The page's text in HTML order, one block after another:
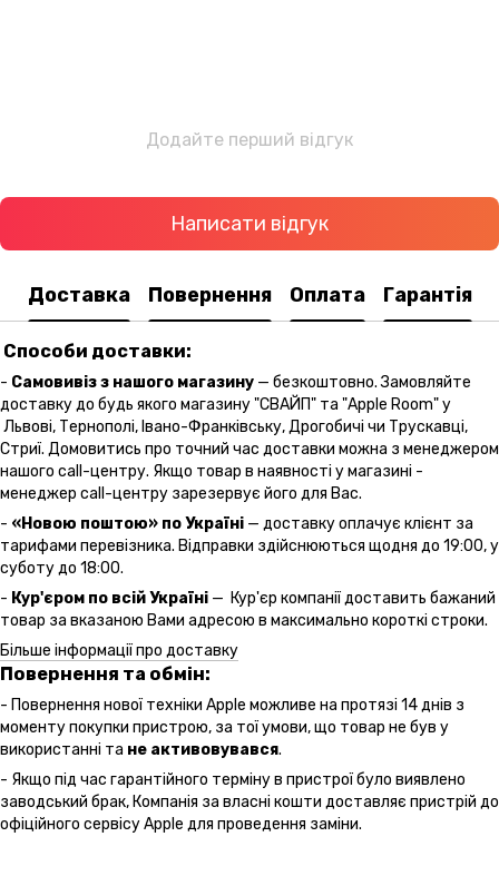
Додайте перший відгук
Написати відгук
Доставка Повернення Оплата Гарантія
Способи доставки:
- Самовивіз з нашого магазину — безкоштовно. Замовляйте
доставку до будь якого магазину "СВАЙП" та "Apple Room" у
Львові, Тернополі, Івано-Франківську, Дрогобичі чи Трускавці,
Стриї. Домовитись про точний час доставки можна з менеджером
нашого call-центру. Якщо товар в наявності у магазині -
менеджер call-центру зарезервує його для Вас.
- «Новою поштою» по Україні — доставку оплачує клієнт за
тарифами перевізника. Відправки здійснюються щодня до 19:00, у
суботу до 18:00.
- Кур'єром по всій Україні — Кур'єр компанії доставить бажаний
товар за вказаною Вами адресою в максимально короткі строки.
Більше інформації про доставку
Повернення та обмін:
- Повернення нової техніки Apple можливе на протязі 14 днів з
моменту покупки пристрою, за тої умови, що товар не був у
використанні та не активовувався.
- Якщо під час гарантійного терміну в пристрої було виявлено
заводський брак, Компанія за власні кошти доставляє пристрій до
офіційного сервісу Apple для проведення заміни.